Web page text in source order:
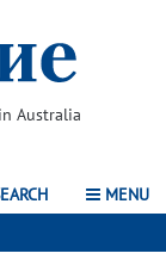
Australia
MENU